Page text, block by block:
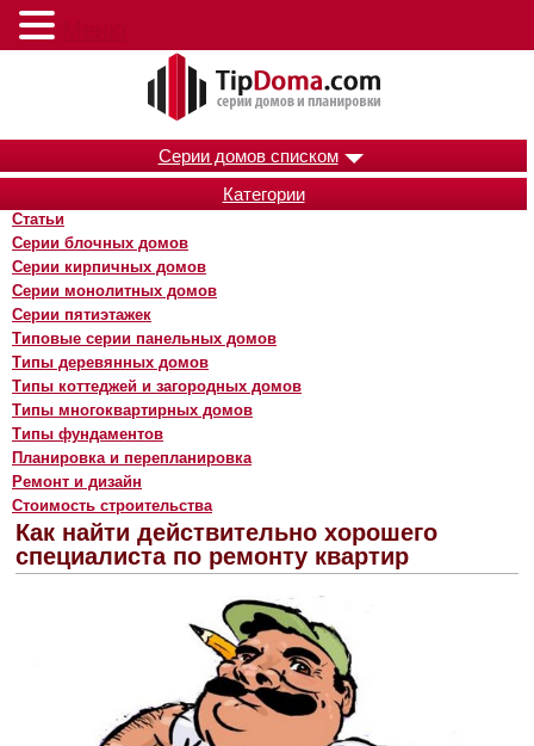
Серии домов списком
Категории
Статьи
Серии блочных домов
Серии кирпичных домов
Серии монолитных домов
Серии пятиэтажек
Типовые серии панельных домов
Типы деревянных домов
Типы коттеджей и загородных домов
Типы многоквартирных домов
Типы фундаментов
Планировка и перепланировка
Ремонт и дизайн
Стоимость строительства
Как найти действительно хорошего
специалиста по ремонту квартир